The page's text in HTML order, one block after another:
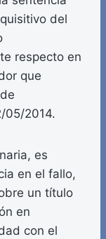
del
respecto en
que
05/2014.
es
en el fallo,
un título
en
con el